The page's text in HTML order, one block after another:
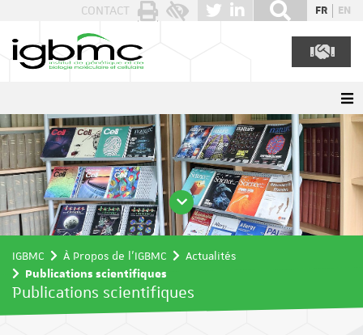
CONTACT FR EN
IGBMC À Propos de l'IGBMC
Actualités
Publications scientifiques
Publications scientifiques
Panneau de gestion des cookies